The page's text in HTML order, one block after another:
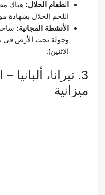
الطعام الحلال:
اللحم الحلال بشهادة
الأنشطة المجانية:
وجولة تحت الأرض في
الاثنين).
3. تيرانا،
ميزانية